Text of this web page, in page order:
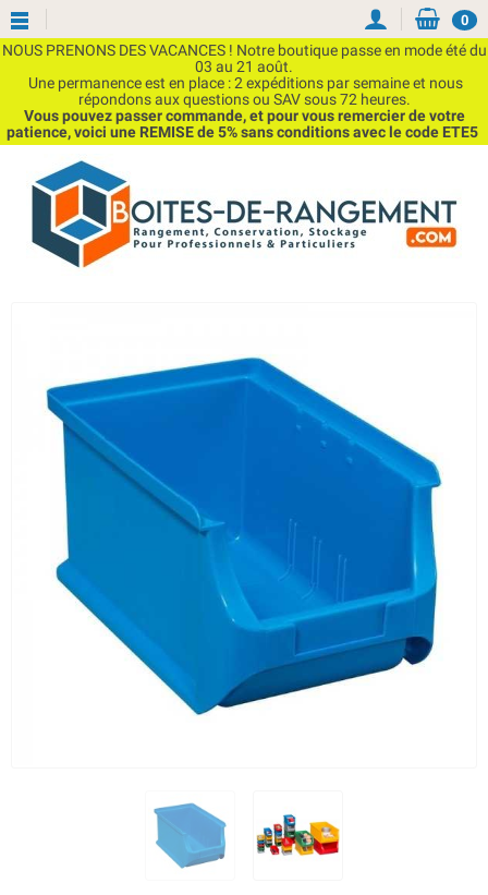
NOUS PRENONS DES VACANCES ! Notre boutique passe en mode été du
03 au 21 août.
Une permanence est en place : 2 expéditions par semaine et nous
répondons aux questions ou SAV sous 72 heures.
Vous pouvez passer commande, et pour vous remercier de votre
patience, voici une REMISE de 5% sans conditions avec le code ETE5
0